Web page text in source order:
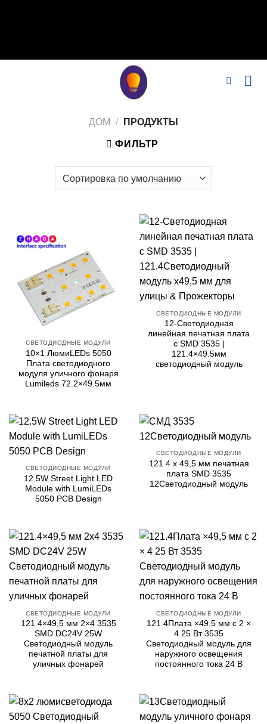
ДОМ / ПРОДУКТЫ
ФИЛЬТР
СВЕТОДИОДНЫЕ МОДУЛИ
10×1 ЛюмиLEDs 5050
Плата светодиодного
модуля уличного фонаря
Lumileds 72.2×49.5мм
СВЕТОДИОДНЫЕ МОДУЛИ
12-Светодиодная
линейная печатная плата
с SMD 3535 |
121.4×49.5мм
светодиодный модуль
СВЕТОДИОДНЫЕ МОДУЛИ
12.5W Street Light LED
Module with LumiLEDs
5050 PCB Design
СВЕТОДИОДНЫЕ МОДУЛИ
121.4 x 49,5 мм печатная
плата SMD 3535
12Светодиодный модуль
СВЕТОДИОДНЫЕ МОДУЛИ
121.4×49,5 мм 2×4 3535
SMD DC24V 25W
Светодиодный модуль
печатной платы для
уличных фонарей
СВЕТОДИОДНЫЕ МОДУЛИ
121.4Плата ×49,5 мм с 2 ×
4 25 Вт 3535
Светодиодный модуль для
наружного освещения
постоянного тока 24 В